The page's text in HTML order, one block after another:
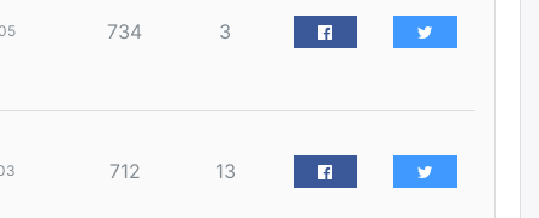
уржигдар
тасралтгүй үргэлжилж байна
734 3
712 13